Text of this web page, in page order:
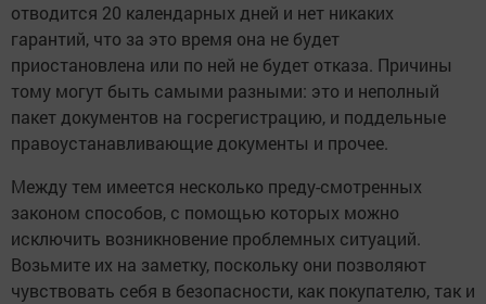
отводится 20 календарных дней и нет никаких
гарантий, что за это время она не будет
приостановлена или по ней не будет отказа. Причины
тому могут быть самыми разными: это и неполный
пакет документов на госрегистрацию, и поддельные
правоустанавливающие документы и прочее.
Между тем имеется несколько преду-смотренных
законом способов, с помощью которых можно
исключить возникновение проблемных ситуаций.
Возьмите их на заметку, поскольку они позволяют
чувствовать себя в безопасности, как покупателю, так и